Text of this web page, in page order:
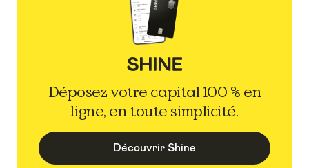
Déposez votre capital 100 % en
ligne, en toute simplicité.
Découvrir Shine